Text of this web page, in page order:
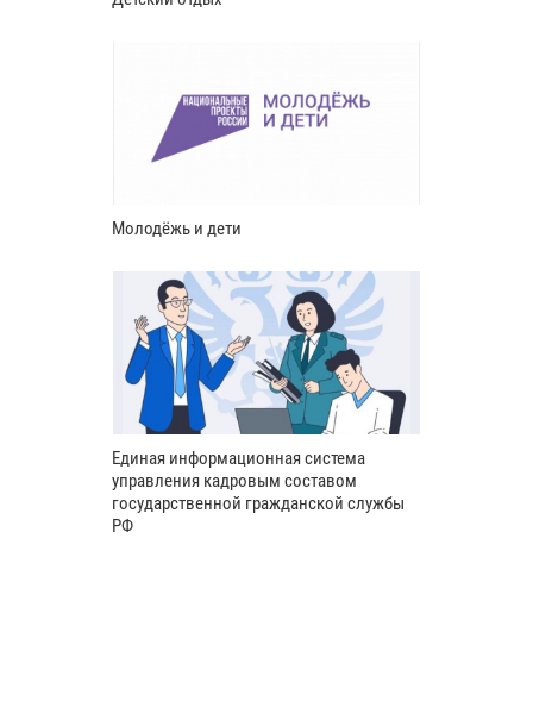
Молодёжь и дети
Единая информационная система
управления кадровым составом
государственной гражданской службы
РФ